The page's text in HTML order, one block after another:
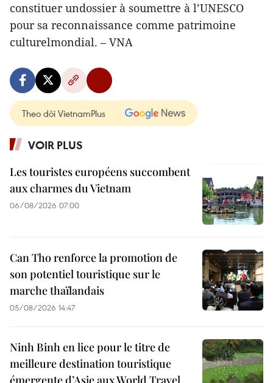
constituer undossier à soumettre à l’UNESCO
pour sa reconnaissance comme patrimoine
culturelmondial. – VNA
Theo dõi VietnamPlus
VOIR PLUS
Les touristes européens succombent
aux charmes du Vietnam
06/08/2026 07:00
Can Tho renforce la promotion de
son potentiel touristique sur le
marche thaïlandais
05/08/2026 14:47
Ninh Binh en lice pour le titre de
meilleure destination touristique
émergente d’Asie aux World Travel